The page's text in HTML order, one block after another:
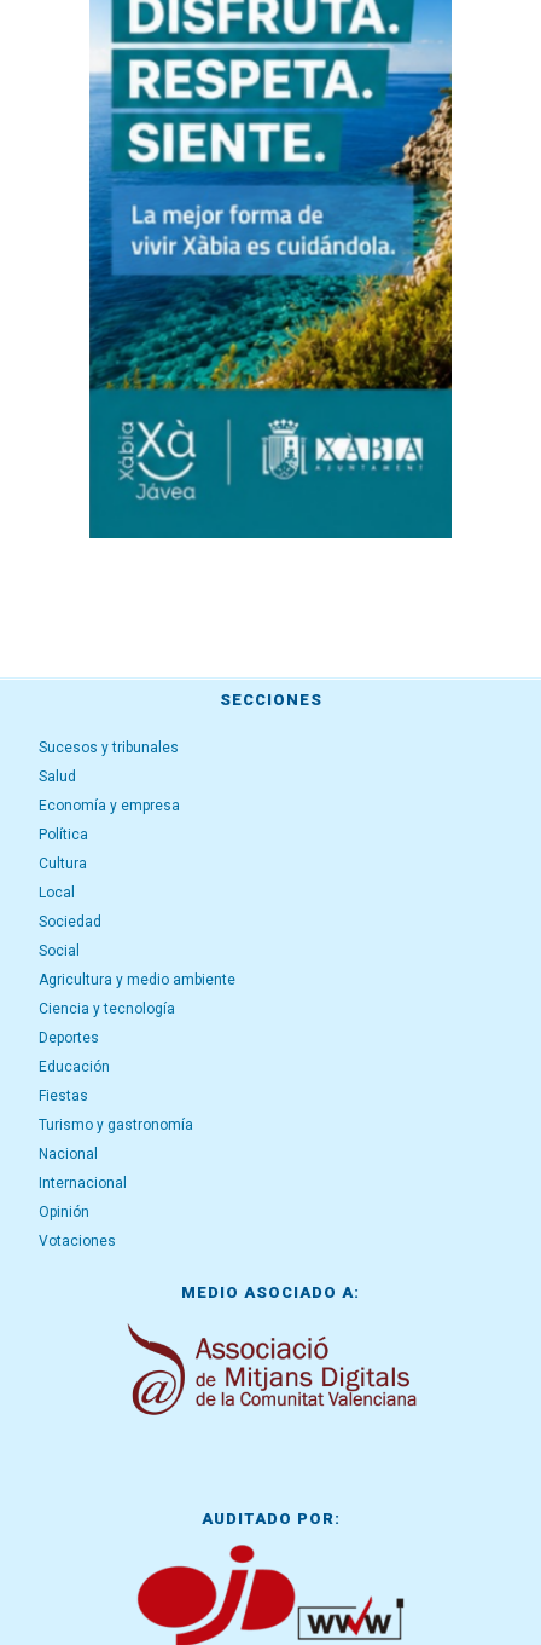
SECCIONES
Sucesos y tribunales
Salud
Economía y empresa
Política
Cultura
Local
Sociedad
Social
Agricultura y medio ambiente
Ciencia y tecnología
Deportes
Educación
Fiestas
Turismo y gastronomía
Nacional
Internacional
Opinión
Votaciones
MEDIO ASOCIADO A:
AUDITADO POR: